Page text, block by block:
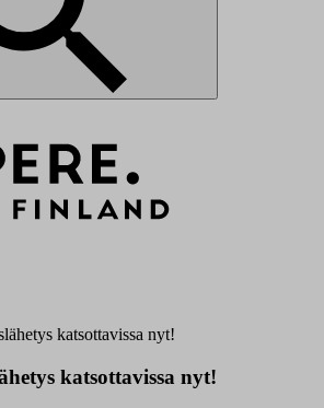
katsottavissa nyt!
katsottavissa nyt!